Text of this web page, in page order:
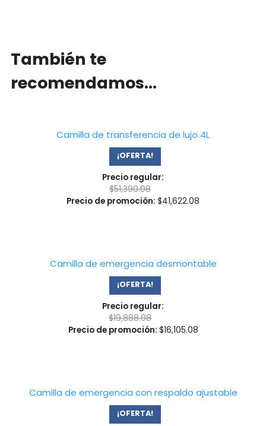
También te
recomendamos…
Camilla de transferencia de lujo 4L
¡OFERTA!
Precio regular:
$51,390.08
Precio de promoción: $41,622.08
Camilla de emergencia desmontable
¡OFERTA!
Precio regular:
$19,888.08
Precio de promoción: $16,105.08
Camilla de emergencia con respaldo ajustable
¡OFERTA!